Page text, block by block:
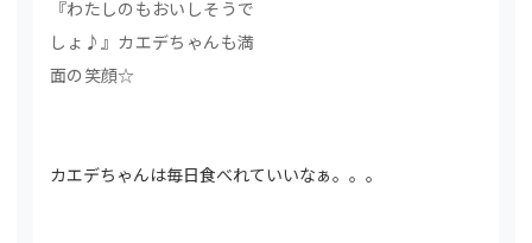
『わたしのもおいしそうで
しょ♪』カエデちゃんも満
面の笑顔☆
カエデちゃんは毎日食べれていいなぁ。。。